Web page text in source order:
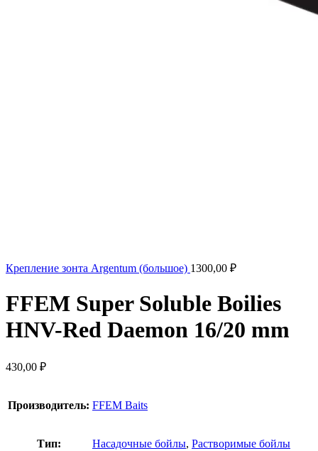
Крепление зонта Argentum (большое) 1300,00 ₽
FFEM Super Soluble Boilies
HNV-Red Dаеmon 16/20 mm
430,00 ₽
Производитель: FFEM Baits
Тип: Насадочные бойлы, Растворимые бойлы